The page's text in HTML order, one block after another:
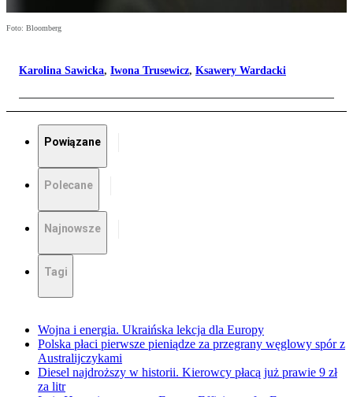
Foto: Bloomberg
Karolina Sawicka, Iwona Trusewicz, Ksawery Wardacki
Powiązane
Polecane
Najnowsze
Tagi
Wojna i energia. Ukraińska lekcja dla Europy
Polska płaci pierwsze pieniądze za przegrany węglowy spór z
Australijczykami
Diesel najdroższy w historii. Kierowcy płacą już prawie 9 zł
za litr